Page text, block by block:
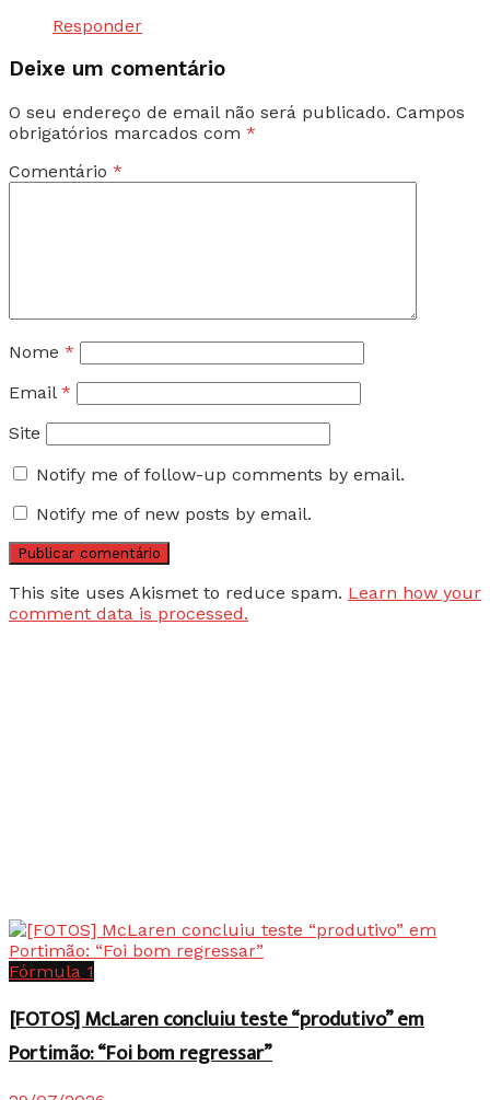
Responder
Deixe um comentário
O seu endereço de email não será publicado. Campos
obrigatórios marcados com *
Comentário *
Nome *
Email *
Site
Notify me of follow-up comments by email.
Notify me of new posts by email.
This site uses Akismet to reduce spam. Learn how your
comment data is processed.
Fórmula 1
[FOTOS] McLaren concluiu teste “produtivo” em
Portimão: “Foi bom regressar”